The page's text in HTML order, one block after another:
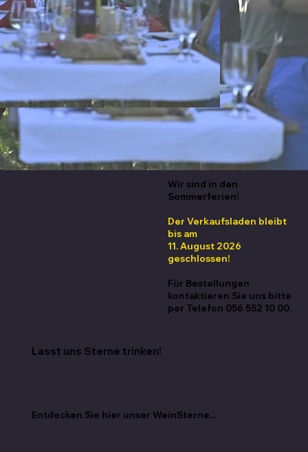
Wir sind in den
Sommerferien!
Der Verkaufsladen bleibt
bis am
11. August 2026
geschlossen!
Für Bestellungen
kontaktieren Sie uns bitte
per Telefon 056 552 10 00.
Lasst uns Sterne trinken!
Entdecken Sie hier unser WeinSterne...